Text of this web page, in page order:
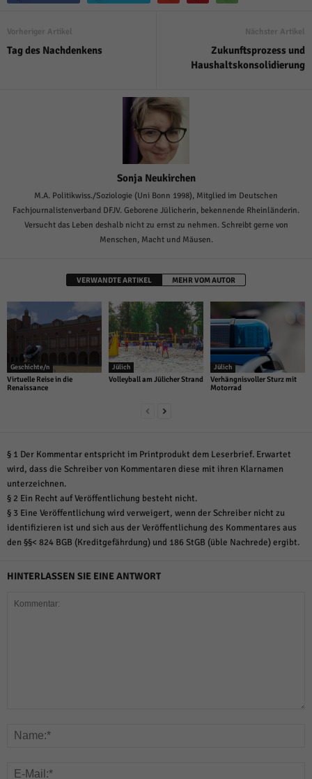
Vorheriger Artikel
Tag des Nachdenkens
Nächster Artikel
Zukunftsprozess und
Haushaltskonsolidierung
Sonja Neukirchen
M.A. Politikwiss./Soziologie (Uni Bonn 1998), Mitglied im Deutschen
Fachjournalistenverband DFJV. Geborene Jülicherin, bekennende Rheinländerin.
Versucht das Leben deshalb nicht zu ernst zu nehmen. Schreibt gerne von
Menschen, Macht und Mäusen.
VERWANDTE ARTIKEL MEHR VOM AUTOR
Geschichte/n
Virtuelle Reise in die
Renaissance
Jülich
Volleyball am Jülicher Strand
Jülich
Verhängnisvoller Sturz mit
Motorrad
§ 1 Der Kommentar entspricht im Printprodukt dem Leserbrief. Erwartet
wird, dass die Schreiber von Kommentaren diese mit ihren Klarnamen
unterzeichnen.
§ 2 Ein Recht auf Veröffentlichung besteht nicht.
§ 3 Eine Veröffentlichung wird verweigert, wenn der Schreiber nicht zu
identifizieren ist und sich aus der Veröffentlichung des Kommentares aus
den §§< 824 BGB (Kreditgefährdung) und 186 StGB (üble Nachrede) ergibt.
HINTERLASSEN SIE EINE ANTWORT